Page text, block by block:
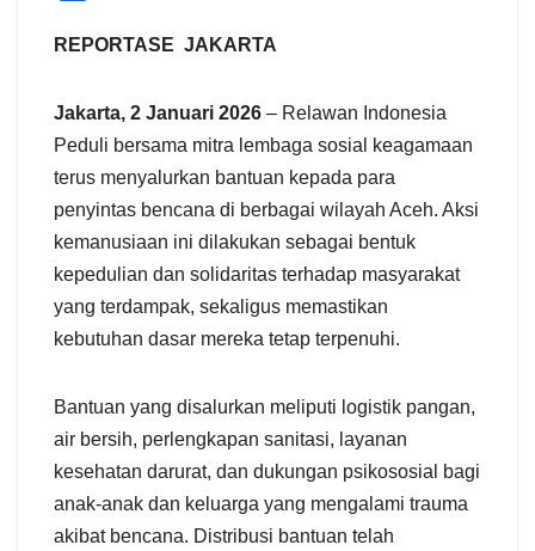
a
REPORTASE JAKARTA
Jakarta, 2 Januari 2026 – Relawan Indonesia
Peduli bersama mitra lembaga sosial keagamaan
terus menyalurkan bantuan kepada para
penyintas bencana di berbagai wilayah Aceh. Aksi
kemanusiaan ini dilakukan sebagai bentuk
kepedulian dan solidaritas terhadap masyarakat
yang terdampak, sekaligus memastikan
kebutuhan dasar mereka tetap terpenuhi.
Bantuan yang disalurkan meliputi logistik pangan,
air bersih, perlengkapan sanitasi, layanan
kesehatan darurat, dan dukungan psikososial bagi
anak-anak dan keluarga yang mengalami trauma
akibat bencana. Distribusi bantuan telah